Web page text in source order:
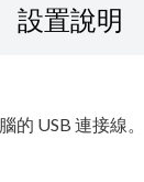
設置說明
USB 連接線。